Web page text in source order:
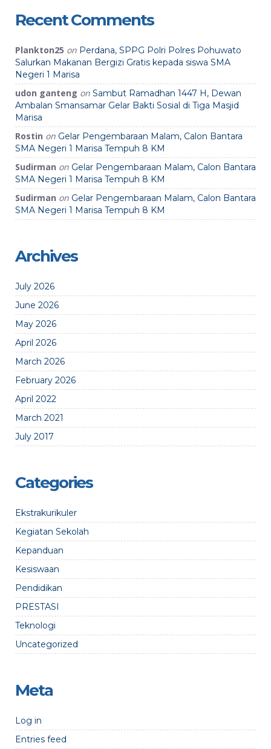
Recent Comments
Plankton25 on Perdana, SPPG Polri Polres Pohuwato
Salurkan Makanan Bergizi Gratis kepada siswa SMA
Negeri 1 Marisa
udon ganteng on Sambut Ramadhan 1447 H, Dewan
Ambalan Smansamar Gelar Bakti Sosial di Tiga Masjid
Marisa
Rostin on Gelar Pengembaraan Malam, Calon Bantara
SMA Negeri 1 Marisa Tempuh 8 KM
Sudirman on Gelar Pengembaraan Malam, Calon Bantara
SMA Negeri 1 Marisa Tempuh 8 KM
Sudirman on Gelar Pengembaraan Malam, Calon Bantara
SMA Negeri 1 Marisa Tempuh 8 KM
Archives
July 2026
June 2026
May 2026
April 2026
March 2026
February 2026
April 2022
March 2021
July 2017
Categories
Ekstrakurikuler
Kegiatan Sekolah
Kepanduan
Kesiswaan
Pendidikan
PRESTASI
Teknologi
Uncategorized
Meta
Log in
Entries feed